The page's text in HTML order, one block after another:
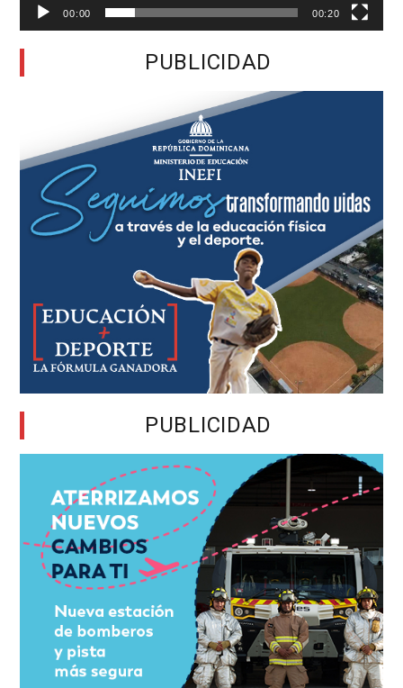
00:00 00:20
PUBLICIDAD
PUBLICIDAD